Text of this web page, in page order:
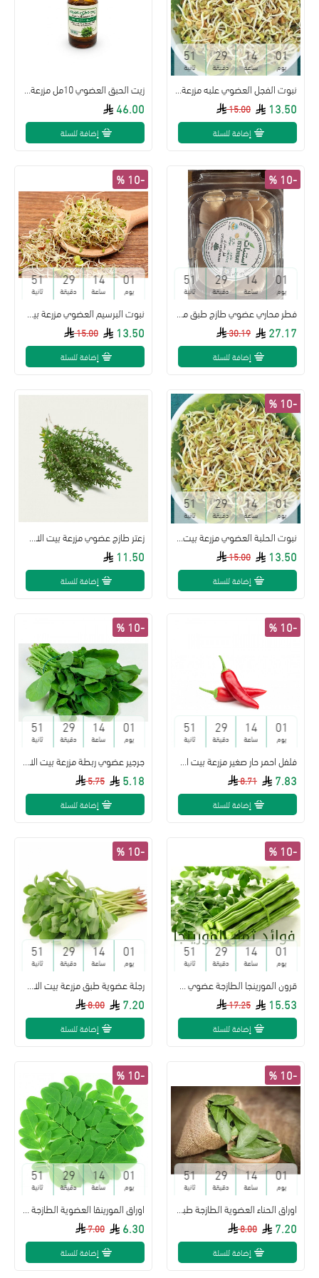
01
يوم
14
ساعة
29
دقيقة
50
ثانية
15.00 13.50
إضافة للسلة
زيت الحبق العضوي 10مل مزرعة بيت الاستنبات
46.00
إضافة للسلة
-10 %
01
يوم
14
ساعة
29
دقيقة
50
ثانية
30.19 27.17
إضافة للسلة
-10 %
01
يوم
14
ساعة
29
دقيقة
50
ثانية
15.00 13.50
إضافة للسلة
-10 %
01
يوم
14
ساعة
29
دقيقة
50
ثانية
15.00 13.50
إضافة للسلة
11.50
إضافة للسلة
-10 %
01
يوم
14
ساعة
29
دقيقة
50
ثانية
8.71 7.83
إضافة للسلة
-10 %
01
يوم
14
ساعة
29
دقيقة
50
ثانية
5.75 5.18
إضافة للسلة
-10 %
01
يوم
14
ساعة
29
دقيقة
50
ثانية
17.25 15.53
إضافة للسلة
-10 %
01
يوم
14
ساعة
29
دقيقة
50
ثانية
8.00 7.20
إضافة للسلة
-10 %
01
يوم
14
ساعة
29
دقيقة
50
ثانية
8.00 7.20
إضافة للسلة
-10 %
01
يوم
14
ساعة
29
دقيقة
50
ثانية
7.00 6.30
إضافة للسلة